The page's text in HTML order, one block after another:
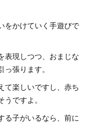
をかけていく手遊びで
表現しつつ、おまじな
張ります。
て楽しいですし、赤ち
ですよ。
る子がいるなら、前に